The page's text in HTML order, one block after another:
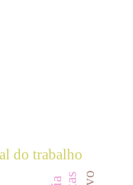
do trabalho